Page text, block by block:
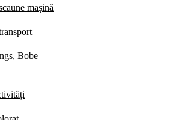
mașină
Bobe